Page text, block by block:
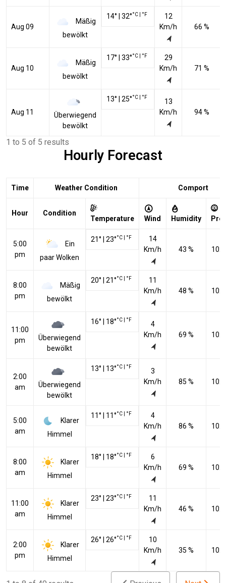
Aug 09
Mäßig
bewölkt
14° 32°°C °F
12
Km/h
66 %
Aug 10
Mäßig
bewölkt
17° 33°°C °F
29
Km/h
71 %
Aug 11
Überwiegend
bewölkt
13° 25°°C °F
13
Km/h
94 %
1 to 5 of 5 results
Hourly Forecast
Time Weather Condition Comport
Hour Condition
Temperature Wind Humidity
5:00
pm
Ein
paar Wolken
21° 23°°C °F
14
Km/h
43 %
8:00
pm
Mäßig
bewölkt
20° 21°°C °F
11
Km/h
48 %
11:00
pm
Überwiegend
bewölkt
16° 18°°C °F
4
Km/h
69 %
2:00
am
Überwiegend
bewölkt
13° 13°°C °F
3
Km/h
85 %
5:00
am
Klarer
Himmel
11° 11°°C °F
4
Km/h
86 %
8:00
am
Klarer
Himmel
18° 18°°C °F
6
Km/h
69 %
11:00
am
Klarer
Himmel
23° 23°°C °F
11
Km/h
46 %
2:00
pm
Klarer
Himmel
26° 26°°C °F
10
Km/h
35 %